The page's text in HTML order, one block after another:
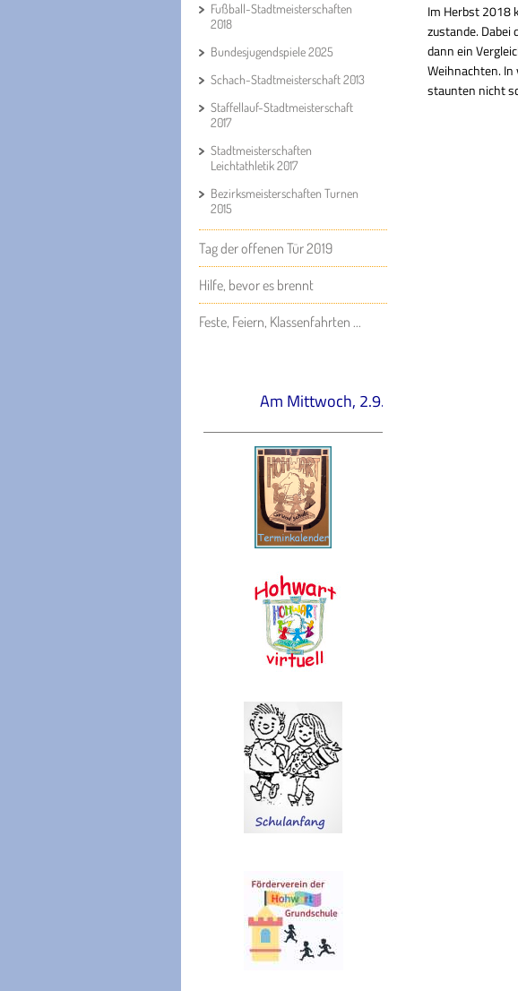
Fußball-Stadtmeisterschaften
2018
Bundesjugendspiele 2025
Schach-Stadtmeisterschaft 2013
Staffellauf-Stadtmeisterschaft
2017
Stadtmeisterschaften
Leichtathletik 2017
Bezirksmeisterschaften Turnen
2015
Tag der offenen Tür 2019
Hilfe, bevor es brennt
Feste, Feiern, Klassenfahrten ...
Am Mittwoch, 2.9.2026 startet das
Im Herbst 2018
zustande.
dann ein
Weihnachten.
staunten nicht